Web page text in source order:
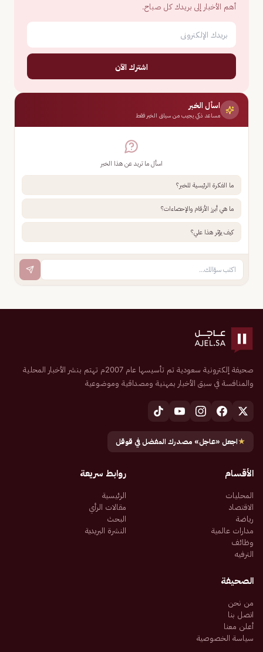
أهم الأخبار إلى بريدك كل صباح.
اشترك الآن
اسأل الخبر
مساعد ذكي يجيب من سياق الخبر فقط
اسأل ما تريد عن هذا الخبر
ما الفكرة الرئيسية للخبر؟
ما هي أبرز الأرقام والإحصاءات؟
كيف يؤثر هذا علي؟
صحيفة إلكترونية سعودية تم تأسيسها عام 2007م تهتم بنشر الأخبار المحلية
والمنافسة في سبق الأخبار بمهنية ومصداقية وموضوعية
★اجعل «عاجل» مصدرك المفضل في قوقل
الأقسام
المحليات
الاقتصاد
رياضة
مدارات عالمية
وظائف
الترفيه
روابط سريعة
الرئيسية
مقالات الرأي
البحث
النشرة البريدية
الصحيفة
من نحن
اتصل بنا
أعلن معنا
سياسة الخصوصية